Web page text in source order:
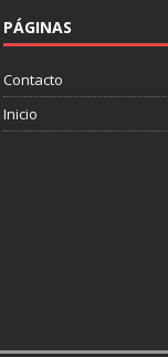
PÁGINAS
Contacto
Inicio